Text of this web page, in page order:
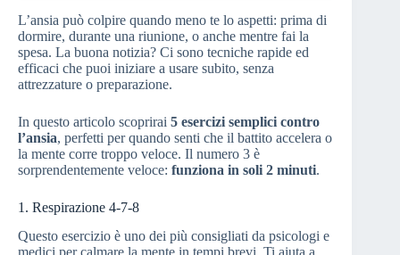
L’ansia può colpire quando meno te lo aspetti: prima di
dormire, durante una riunione, o anche mentre fai la
spesa. La buona notizia? Ci sono tecniche rapide ed
efficaci che puoi iniziare a usare subito, senza
attrezzature o preparazione.
In questo articolo scoprirai 5 esercizi semplici contro
l’ansia, perfetti per quando senti che il battito accelera o
la mente corre troppo veloce. Il numero 3 è
sorprendentemente veloce: funziona in soli 2 minuti.
1. Respirazione 4-7-8
Questo esercizio è uno dei più consigliati da psicologi e